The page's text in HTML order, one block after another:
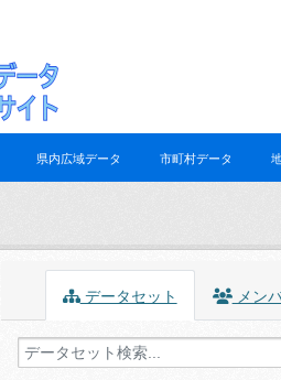
県内広域データ 市町村データ
データセット メン